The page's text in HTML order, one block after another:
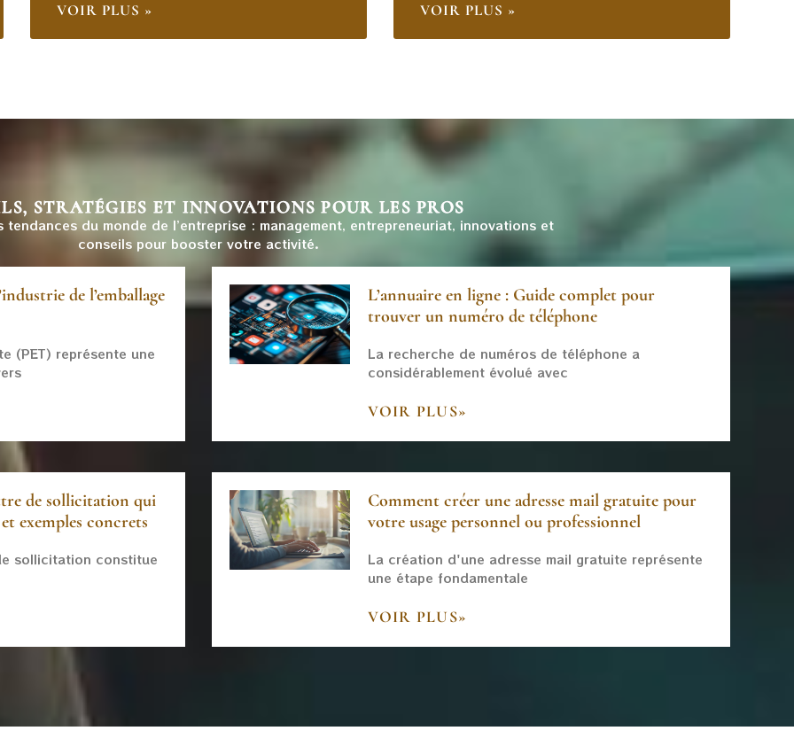
VOIR PLUS » VOIR PLUS »
STRATÉGIES ET INNOVATIONS POUR LES PROS
tendances du monde de l’entreprise : management, entrepreneuriat, innovations et
conseils pour booster votre activité.
de l’emballage
(PET) représente une
L’annuaire en ligne : Guide complet pour
trouver un numéro de téléphone
La recherche de numéros de téléphone a
considérablement évolué avec
VOIR PLUS»
de sollicitation qui
exemples concrets
sollicitation constitue
Comment créer une adresse mail gratuite pour
votre usage personnel ou professionnel
La création d'une adresse mail gratuite représente
une étape fondamentale
VOIR PLUS»